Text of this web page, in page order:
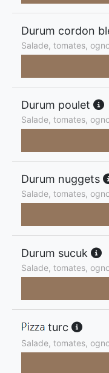
Durum cordon
Salade, tomates,
Durum poulet
Salade, tomates,
Durum nuggets
Salade, tomates,
Durum sucuk
Salade, tomates,
turc
Salade, tomates,